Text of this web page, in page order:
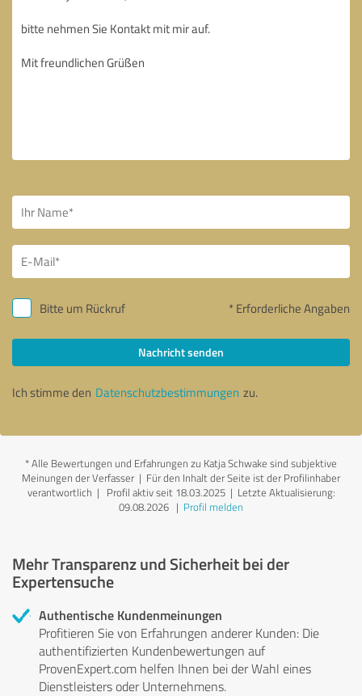
Bitte um Rückruf * Erforderliche Angaben
Nachricht senden
Ich stimme den Datenschutzbestimmungen zu.
*Alle Bewertungen und Erfahrungen zu Katja Schwake sind subjektive
Meinungen der Verfasser | Für den Inhalt der Seite ist der Profilinhaber
verantwortlich | Profil aktiv seit 18.03.2025 | Letzte Aktualisierung:
09.08.2026 | Profil melden
Mehr Transparenz und Sicherheit bei der
Expertensuche
Authentische Kundenmeinungen
Profitieren Sie von Erfahrungen anderer Kunden: Die
authentifizierten Kundenbewertungen auf
ProvenExpert.com helfen Ihnen bei der Wahl eines
Dienstleisters oder Unternehmens.